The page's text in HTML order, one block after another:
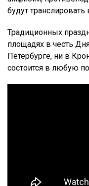
будут
Традиционных
площадях в честь
Петербурге, ни в
состоится в любую